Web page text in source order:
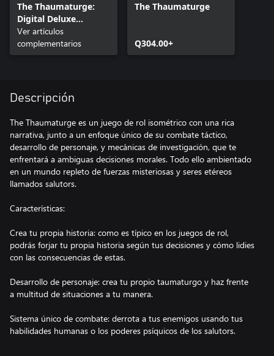
The Thaumaturge:
Digital Deluxe
Content
Ver artículos
complementarios
The Thaumaturge
Q304.00+
Descripción
The Thaumaturge es un juego de rol isométrico con una rica
narrativa, junto a un enfoque único de su combate táctico,
desarrollo de personaje, y mecánicas de investigación, que te
enfrentará a ambiguas decisiones morales. Todo ello ambientado
en un mundo repleto de fuerzas misteriosas y seres etéreos
llamados salutors.
Características:
Crea tu propia historia: como es típico en los juegos de rol,
podrás forjar tu propia historia según tus decisiones y cómo lidies
con las consecuencias de estas.
Desarrollo de personaje: crea tu propio taumaturgo y haz frente
a multitud de situaciones a tu manera.
Sistema único de combate: derrota a tus enemigos usando tus
habilidades humanas o los poderes psíquicos de los salutors.